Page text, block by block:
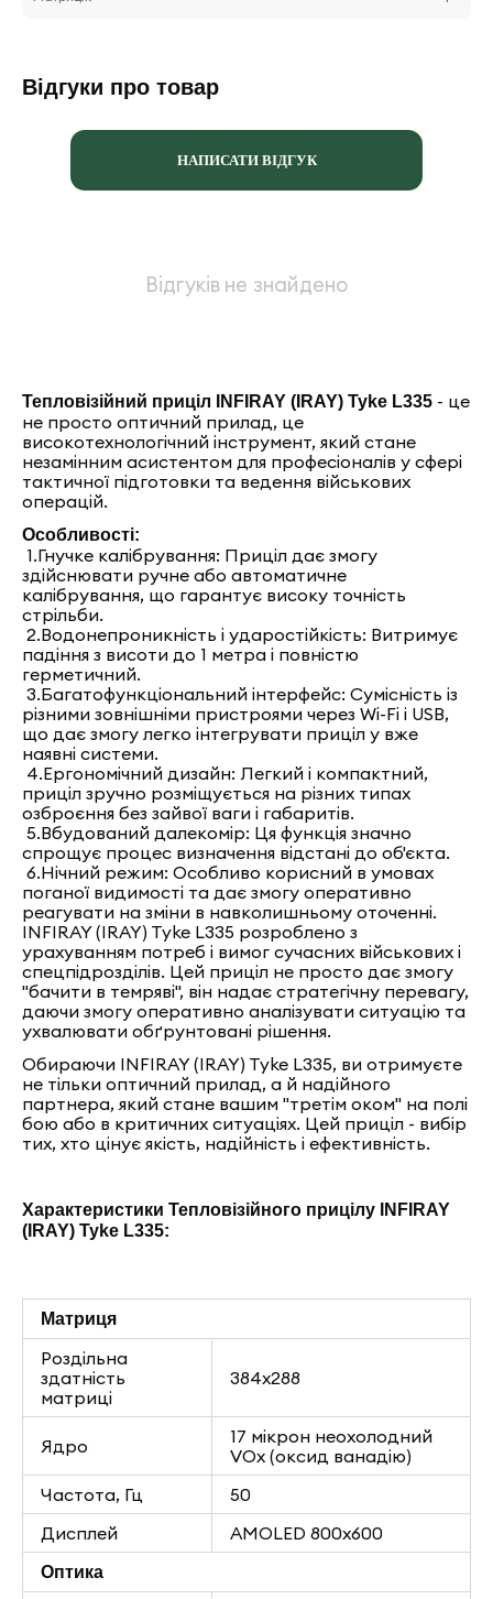
Відгуки про товар
НАПИСАТИ ВІДГУК
Відгуків не знайдено
Тепловізійний приціл INFIRAY (IRAY) Tyke L335 - це
не просто оптичний прилад, це
високотехнологічний інструмент, який стане
незамінним асистентом для професіоналів у сфері
тактичної підготовки та ведення військових
операцій.
Особливості:
1.Гнучке калібрування: Приціл дає змогу
здійснювати ручне або автоматичне
калібрування, що гарантує високу точність
стрільби.
2.Водонепроникність і ударостійкість: Витримує
падіння з висоти до 1 метра і повністю
герметичний.
3.Багатофункціональний інтерфейс: Сумісність із
різними зовнішніми пристроями через Wi-Fi і USB,
що дає змогу легко інтегрувати приціл у вже
наявні системи.
4.Ергономічний дизайн: Легкий і компактний,
приціл зручно розміщується на різних типах
озброєння без зайвої ваги і габаритів.
5.Вбудований далекомір: Ця функція значно
спрощує процес визначення відстані до об'єкта.
6.Нічний режим: Особливо корисний в умовах
поганої видимості та дає змогу оперативно
реагувати на зміни в навколишньому оточенні.
INFIRAY (IRAY) Tyke L335 розроблено з
урахуванням потреб і вимог сучасних військових і
спецпідрозділів. Цей приціл не просто дає змогу
"бачити в темряві", він надає стратегічну перевагу,
даючи змогу оперативно аналізувати ситуацію та
ухвалювати обґрунтовані рішення.
Обираючи INFIRAY (IRAY) Tyke L335, ви отримуєте
не тільки оптичний прилад, а й надійного
партнера, який стане вашим "третім оком" на полі
бою або в критичних ситуаціях. Цей приціл - вибір
тих, хто цінує якість, надійність і ефективність.
Характеристики Тепловізійного прицілу INFIRAY
(IRAY) Tyke L335:
Матриця
Роздільна
здатність
матриці
384x288
Ядро
17 мікрон неохолодний
VOx (оксид ванадію)
Частота, Гц
50
Дисплей
AMOLED 800x600
Оптика